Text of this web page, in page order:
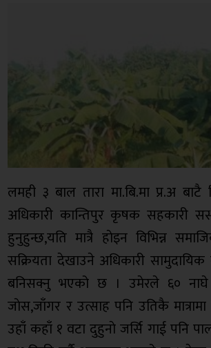
लमही ३ बाल तारा मा.बि.मा प्र.अ
अधिकारी कान्तिपुर कृषक सहकारी
हुनुहुन्छ,यति मात्रै हाेइन विभिन्न
सक्रियता देखाउने अधिकारी
बनिसक्नु भएको छ । उमेरले ६०
जाेस,जाँगर र उत्साह पनि उतिकै
उहाँ कहाँ १ वटा दुहुनाे जर्सि गाई पनि